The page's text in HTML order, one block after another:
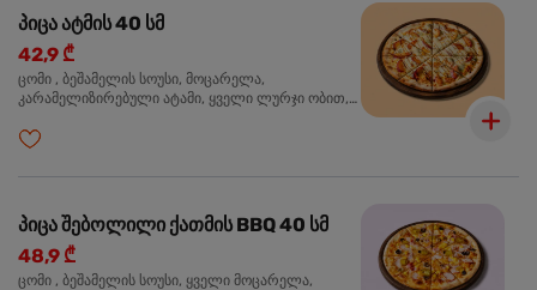
პიცა ატმის 40 სმ
42,9 ₾
ცომი , ბეშამელის სოუსი, მოცარელა,
კარამელიზირებული ატამი, ყველი ლურჯი ობით,
პიცა შებოლილი ქათმის BBQ 40 სმ
48,9 ₾
ცომი , ბეშამელის სოუსი, ყველი მოცარელა,